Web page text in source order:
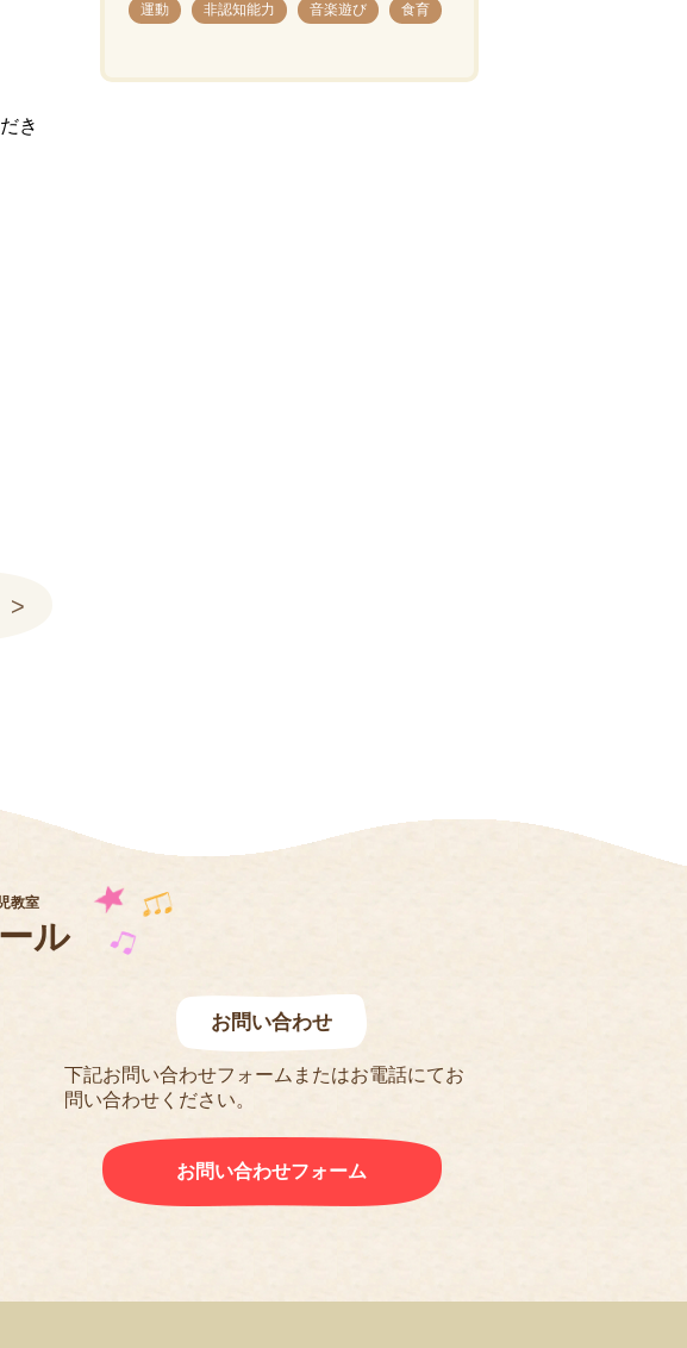
き
運動
非認知能力 音楽遊び 食育
教室
ル
お問い合わせ
下記お問い合わせフォームまたはお電話にてお
問い合わせください。
お問い合わせフォーム